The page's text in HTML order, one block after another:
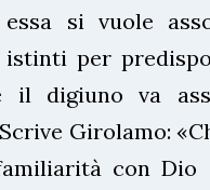
si vuole
per
il digiuno va
Girolamo:
con Dio